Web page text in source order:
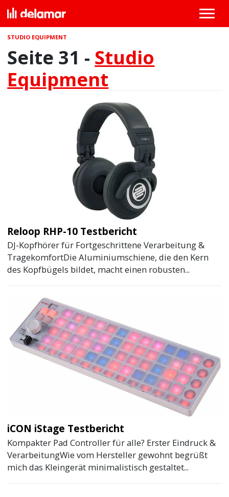
STUDIO EQUIPMENT
Seite 31 - Studio
Equipment
Reloop RHP-10 Testbericht
DJ-Kopfhörer für Fortgeschrittene Verarbeitung &
TragekomfortDie Aluminiumschiene, die den Kern
des Kopfbügels bildet, macht einen robusten...
iCON iStage Testbericht
Kompakter Pad Controller für alle? Erster Eindruck &
VerarbeitungWie vom Hersteller gewohnt begrüßt
mich das Kleingerät minimalistisch gestaltet...